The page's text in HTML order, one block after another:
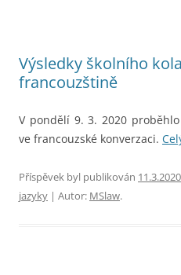
Výsledky školního
francouzštině
V pondělí 9. 3. 2020
ve francouzské konverzaci.
Příspěvek byl publikován 11.3.2020
jazyky | Autor: MSlaw.